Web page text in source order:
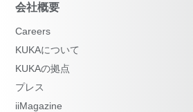
会社概要
Careers
KUKAについて
KUKAの拠点
プレス
iiMagazine